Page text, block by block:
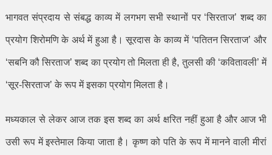
भागवत संप्रदाय से संबद्ध काव्य में लगभग सभी स्थानों पर ‘सिरताज’शब्द का
प्रयोग शिरोमणि के अर्थ में हुआ है। सूरदास के काव्य में ‘पतितन सिरताज’और
‘सबनि कौ सिरताज’शब्द का प्रयोग तो मिलता ही है,तुलसी की ‘कवितावली’में
‘सूर-सिरताज’के रूप में इसका प्रयोग मिलता है।
मध्यकाल से लेकर आज तक इस शब्द का अर्थ क्षरित नहीं हुआ है और आज भी
उसी रूप में इस्तेमाल किया जाता है। कृष्ण को पति के रूप में मानने वाली मीरां